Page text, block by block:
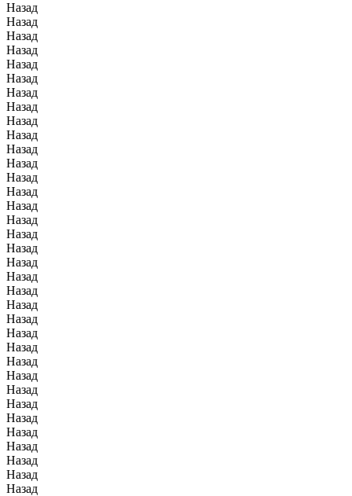
Назад
Назад
Назад
Назад
Назад
Назад
Назад
Назад
Назад
Назад
Назад
Назад
Назад
Назад
Назад
Назад
Назад
Назад
Назад
Назад
Назад
Назад
Назад
Назад
Назад
Назад
Назад
Назад
Назад
Назад
Назад
Назад
Назад
Назад
Назад